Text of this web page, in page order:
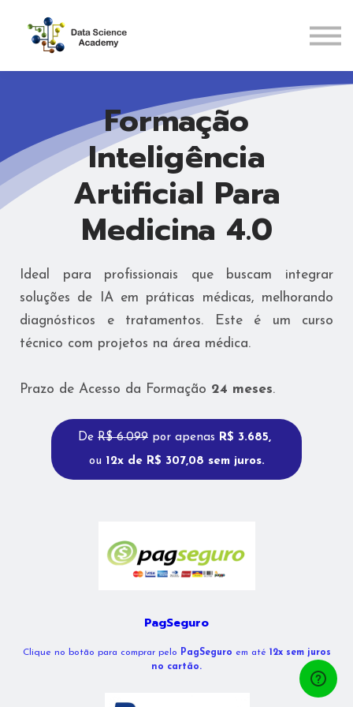
Pós-Graduações
CADASTRAR
Formação
Inteligência
Artificial Para
Medicina 4.0
Ideal para profissionais que buscam integrar
soluções de IA em práticas médicas, melhorando
diagnósticos e tratamentos. Este é um curso
técnico com projetos na área médica.
Prazo de Acesso da Formação 24 meses.
De R$ 6.099 por apenas R$ 3.685,
ou 12x de R$ 307,08 sem juros.
PagSeguro
Clique no botão para comprar pelo PagSeguro em até 12x sem juros
no cartão.